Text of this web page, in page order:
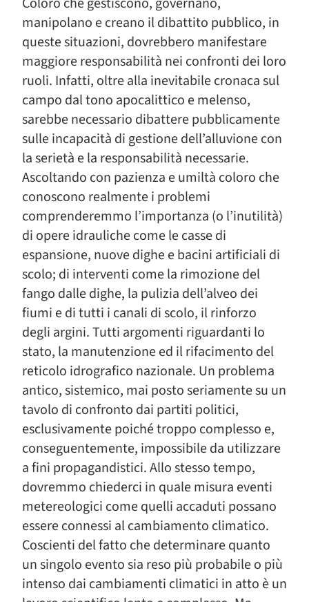
manipolano e creano il dibattito pubblico, in
queste situazioni, dovrebbero manifestare
maggiore responsabilità nei confronti dei loro
ruoli. Infatti, oltre alla inevitabile cronaca sul
campo dal tono apocalittico e melenso,
sarebbe necessario dibattere pubblicamente
sulle incapacità di gestione dell’alluvione con
la serietà e la responsabilità necessarie.
Ascoltando con pazienza e umiltà coloro che
conoscono realmente i problemi
comprenderemmo l’importanza (o l’inutilità)
di opere idrauliche come le casse di
espansione, nuove dighe e bacini artificiali di
scolo; di interventi come la rimozione del
fango dalle dighe, la pulizia dell’alveo dei
fiumi e di tutti i canali di scolo, il rinforzo
degli argini. Tutti argomenti riguardanti lo
stato, la manutenzione ed il rifacimento del
reticolo idrografico nazionale. Un problema
antico, sistemico, mai posto seriamente su un
tavolo di confronto dai partiti politici,
esclusivamente poiché troppo complesso e,
conseguentemente, impossibile da utilizzare
a fini propagandistici. Allo stesso tempo,
dovremmo chiederci in quale misura eventi
metereologici come quelli accaduti possano
essere connessi al cambiamento climatico.
Coscienti del fatto che determinare quanto
un singolo evento sia reso più probabile o più
intenso dai cambiamenti climatici in atto è un